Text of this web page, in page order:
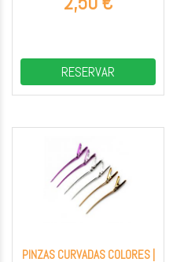
RESERVAR
PINZAS CURVADAS COLORES |